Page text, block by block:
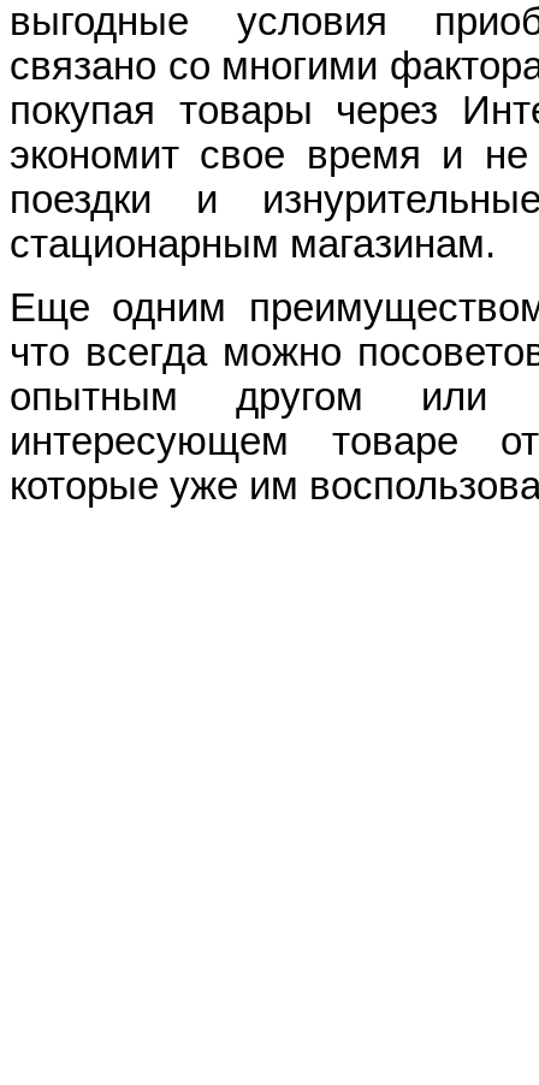
выгодные условия
связано со многими
покупая товары через
экономит свое время и не
поездки и
стационарным магазинам.
Еще одним
что всегда можно
опытным другом или
интересующем товаре
которые уже им